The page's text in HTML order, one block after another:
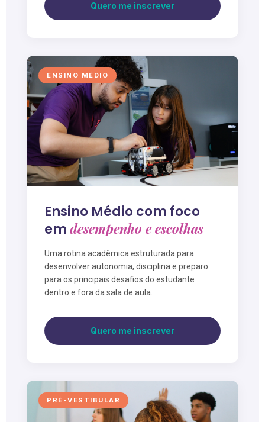
Quero me inscrever
ENSINO MÉDIO
Ensino Médio com foco
em desempenho e escolhas
Uma rotina acadêmica estruturada para
desenvolver autonomia, disciplina e preparo
para os principais desafios do estudante
dentro e fora da sala de aula.
Quero me inscrever
PRÉ-VESTIBULAR